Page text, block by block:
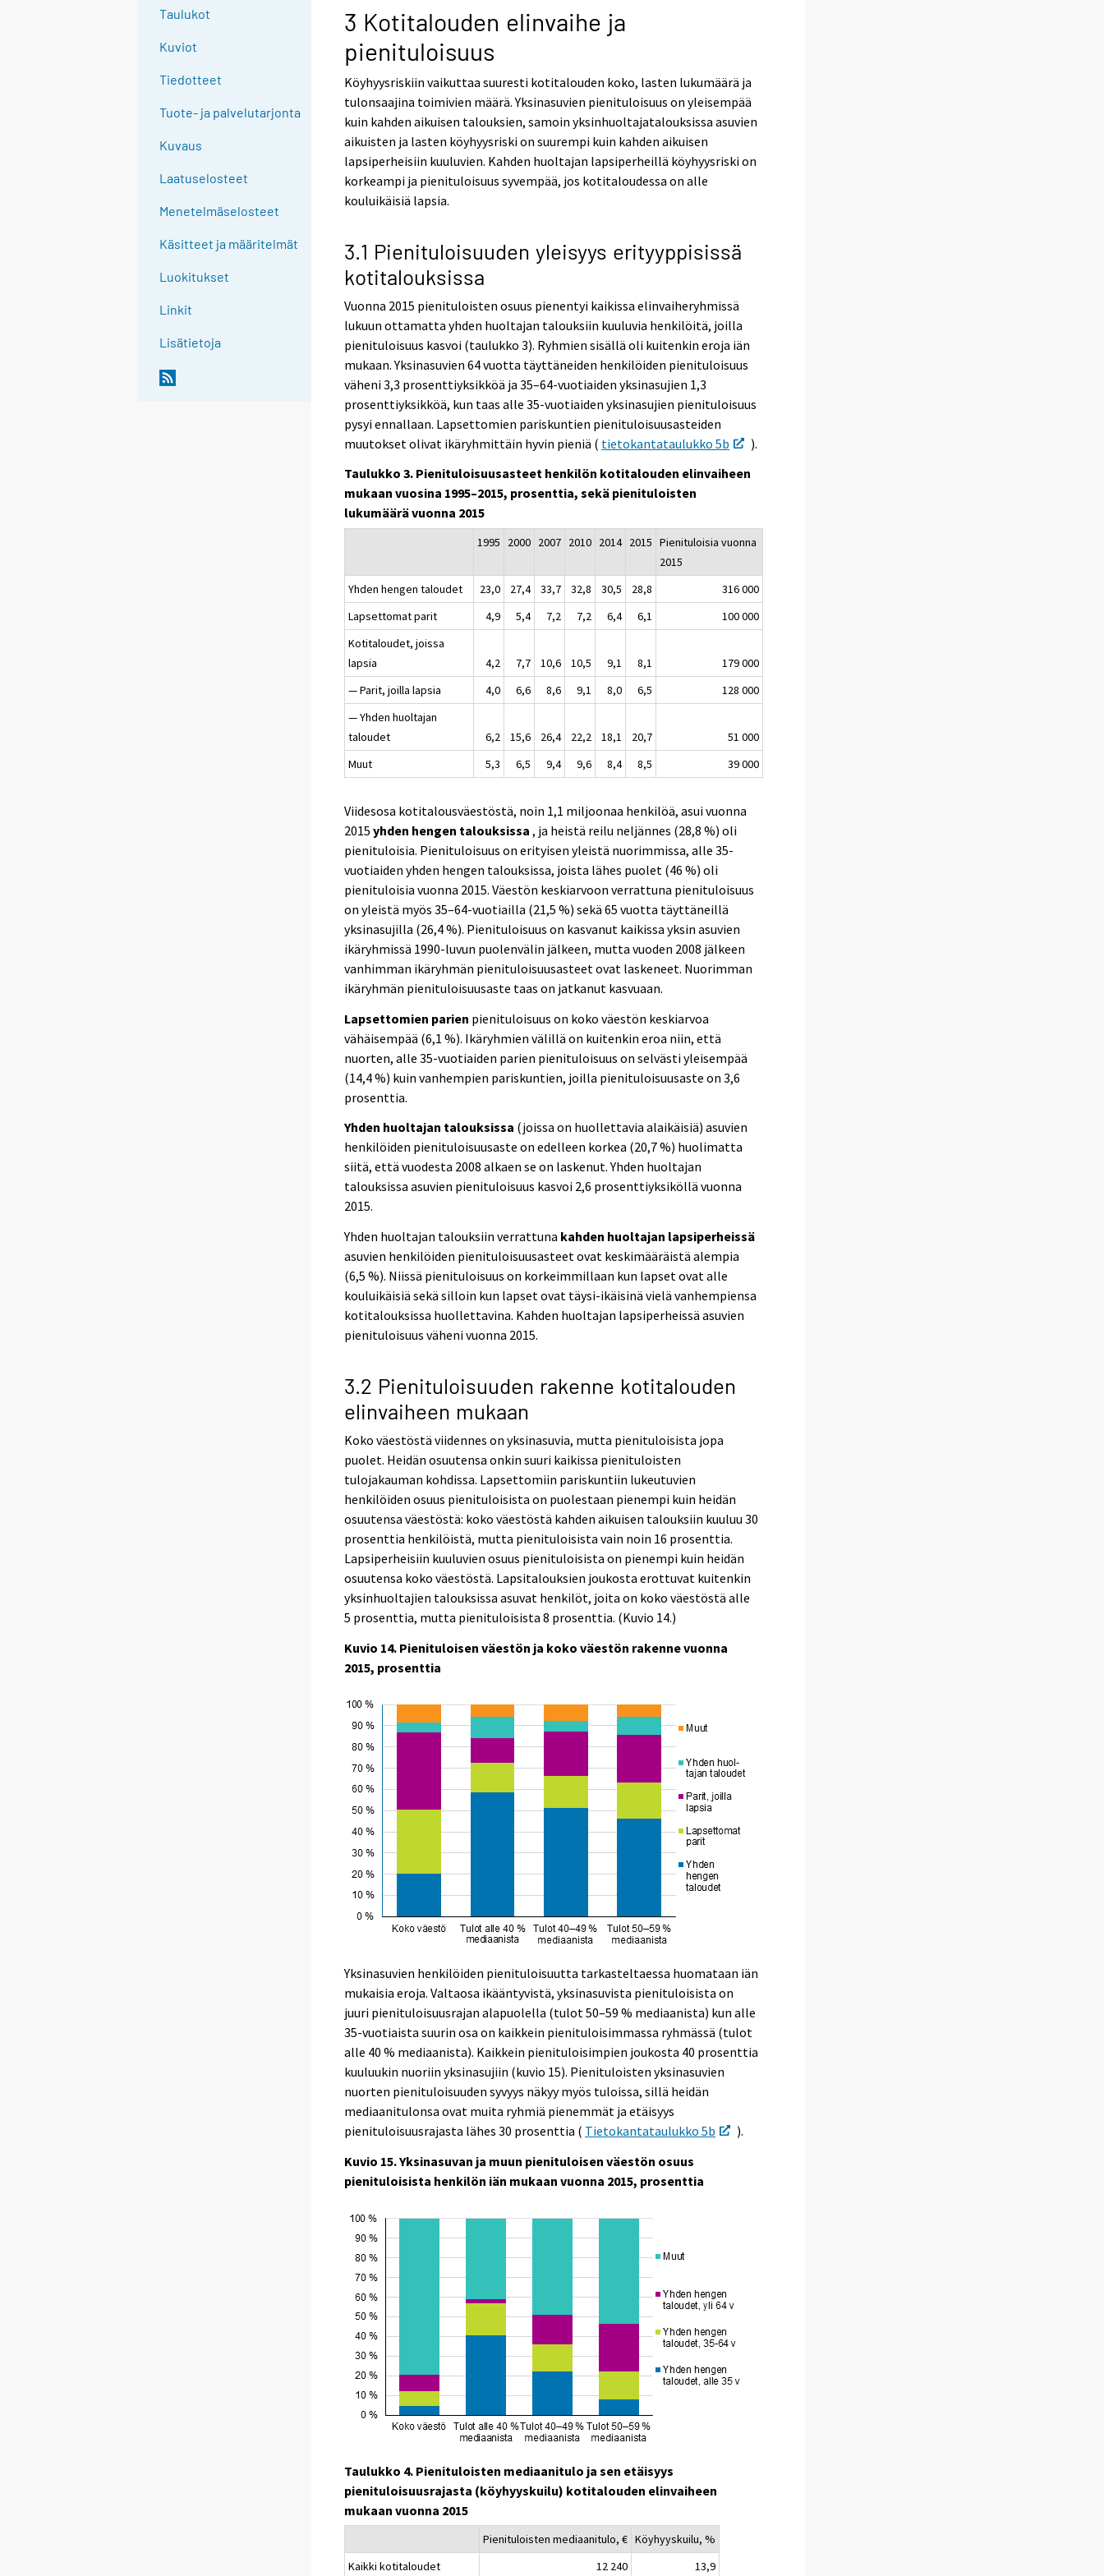
Taulukot
Kuviot
Tiedotteet
Tuote- ja palvelutarjonta
Kuvaus
Laatuselosteet
Menetelmäselosteet
Käsitteet ja määritelmät
Luokitukset
Linkit
Lisätietoja
3 Kotitalouden elinvaihe ja
pienituloisuus
Köyhyysriskiin vaikuttaa suuresti kotitalouden koko, lasten lukumäärä ja
tulonsaajina toimivien määrä. Yksinasuvien pienituloisuus on yleisempää
kuin kahden aikuisen talouksien, samoin yksinhuoltajatalouksissa asuvien
aikuisten ja lasten köyhyysriski on suurempi kuin kahden aikuisen
lapsiperheisiin kuuluvien. Kahden huoltajan lapsiperheillä köyhyysriski on
korkeampi ja pienituloisuus syvempää, jos kotitaloudessa on alle
kouluikäisiä lapsia.
3.1 Pienituloisuuden yleisyys erityyppisissä
kotitalouksissa
Vuonna 2015 pienituloisten osuus pienentyi kaikissa elinvaiheryhmissä
lukuun ottamatta yhden huoltajan talouksiin kuuluvia henkilöitä, joilla
pienituloisuus kasvoi (taulukko 3). Ryhmien sisällä oli kuitenkin eroja iän
mukaan. Yksinasuvien 64 vuotta täyttäneiden henkilöiden pienituloisuus
väheni 3,3 prosenttiyksikköä ja 35–64-vuotiaiden yksinasujien 1,3
prosenttiyksikköä, kun taas alle 35-vuotiaiden yksinasujien pienituloisuus
pysyi ennallaan. Lapsettomien pariskuntien pienituloisuusasteiden
muutokset olivat ikäryhmittäin hyvin pieniä ( tietokantataulukko 5b
).
Taulukko 3. Pienituloisuusasteet henkilön kotitalouden elinvaiheen
mukaan vuosina 1995–2015, prosenttia, sekä pienituloisten
lukumäärä vuonna 2015
1995 2000 2007 2010 2014 2015 Pienituloisia vuonna
2015
Yhden hengen taloudet
23,0 27,4 33,7 32,8 30,5 28,8
316 000
Lapsettomat parit
4,9 5,4 7,2 7,2 6,4 6,1
100 000
Kotitaloudet, joissa
lapsia
4,2 7,7 10,6 10,5 9,1 8,1
179 000
— Parit, joilla lapsia
4,0 6,6 8,6 9,1 8,0 6,5
128 000
— Yhden huoltajan
taloudet
6,2 15,6 26,4 22,2 18,1 20,7
51 000
Muut
5,3 6,5 9,4 9,6 8,4 8,5 39 000
Viidesosa kotitalousväestöstä, noin 1,1 miljoonaa henkilöä, asui vuonna
2015yhden hengen talouksissa , ja heistä reilu neljännes (28,8 %) oli
pienituloisia. Pienituloisuus on erityisen yleistä nuorimmissa, alle 35-
vuotiaiden yhden hengen talouksissa, joista lähes puolet (46 %) oli
pienituloisia vuonna 2015. Väestön keskiarvoon verrattuna pienituloisuus
on yleistä myös 35–64-vuotiailla (21,5 %) sekä 65 vuotta täyttäneillä
yksinasujilla (26,4 %). Pienituloisuus on kasvanut kaikissa yksin asuvien
ikäryhmissä 1990-luvun puolenvälin jälkeen, mutta vuoden 2008 jälkeen
vanhimman ikäryhmän pienituloisuusasteet ovat laskeneet. Nuorimman
ikäryhmän pienituloisuusaste taas on jatkanut kasvuaan.
Lapsettomien parien pienituloisuus on koko väestön keskiarvoa
vähäisempää (6,1 %). Ikäryhmien välillä on kuitenkin eroa niin, että
nuorten, alle 35-vuotiaiden parien pienituloisuus on selvästi yleisempää
(14,4 %) kuin vanhempien pariskuntien, joilla pienituloisuusaste on 3,6
prosenttia.
Yhden huoltajan talouksissa (joissa on huollettavia alaikäisiä) asuvien
henkilöiden pienituloisuusaste on edelleen korkea (20,7 %) huolimatta
siitä, että vuodesta 2008 alkaen se on laskenut. Yhden huoltajan
talouksissa asuvien pienituloisuus kasvoi 2,6 prosenttiyksiköllä vuonna
2015.
Yhden huoltajan talouksiin verrattuna kahden huoltajan lapsiperheissä
asuvien henkilöiden pienituloisuusasteet ovat keskimääräistä alempia
(6,5 %). Niissä pienituloisuus on korkeimmillaan kun lapset ovat alle
kouluikäisiä sekä silloin kun lapset ovat täysi-ikäisinä vielä vanhempiensa
kotitalouksissa huollettavina. Kahden huoltajan lapsiperheissä asuvien
pienituloisuus väheni vuonna 2015.
3.2 Pienituloisuuden rakenne kotitalouden
elinvaiheen mukaan
Koko väestöstä viidennes on yksinasuvia, mutta pienituloisista jopa
puolet. Heidän osuutensa onkin suuri kaikissa pienituloisten
tulojakauman kohdissa. Lapsettomiin pariskuntiin lukeutuvien
henkilöiden osuus pienituloisista on puolestaan pienempi kuin heidän
osuutensa väestöstä: koko väestöstä kahden aikuisen talouksiin kuuluu 30
prosenttia henkilöistä, mutta pienituloisista vain noin 16 prosenttia.
Lapsiperheisiin kuuluvien osuus pienituloisista on pienempi kuin heidän
osuutensa koko väestöstä. Lapsitalouksien joukosta erottuvat kuitenkin
yksinhuoltajien talouksissa asuvat henkilöt, joita on koko väestöstä alle
5 prosenttia, mutta pienituloisista 8 prosenttia. (Kuvio 14.)
Kuvio 14. Pienituloisen väestön ja koko väestön rakenne vuonna
2015, prosenttia
Yksinasuvien henkilöiden pienituloisuutta tarkasteltaessa huomataan iän
mukaisia eroja. Valtaosa ikääntyvistä, yksinasuvista pienituloisista on
juuri pienituloisuusrajan alapuolella (tulot 50–59 % mediaanista) kun alle
35-vuotiaista suurin osa on kaikkein pienituloisimmassa ryhmässä (tulot
alle 40 % mediaanista). Kaikkein pienituloisimpien joukosta 40 prosenttia
kuuluukin nuoriin yksinasujiin (kuvio 15). Pienituloisten yksinasuvien
nuorten pienituloisuuden syvyys näkyy myös tuloissa, sillä heidän
mediaanitulonsa ovat muita ryhmiä pienemmät ja etäisyys
pienituloisuusrajasta lähes 30 prosenttia ( Tietokantataulukko 5b
).
Kuvio 15. Yksinasuvan ja muun pienituloisen väestön osuus
pienituloisista henkilön iän mukaan vuonna 2015, prosenttia
Taulukko 4. Pienituloisten mediaanitulo ja sen etäisyys
pienituloisuusrajasta (köyhyyskuilu) kotitalouden elinvaiheen
mukaan vuonna 2015
Pienituloisten mediaanitulo, € Köyhyyskuilu, %
Kaikki kotitaloudet
12 240 13,9